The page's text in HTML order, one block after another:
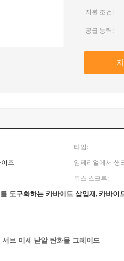
지불 조건:
공급 능력:
타입:
즈 임페리얼에서 섕
톡스 스크루:
도구화하는 카바이드 삽입재, 카바이
브 미세 낟알 탄화물 그레이드